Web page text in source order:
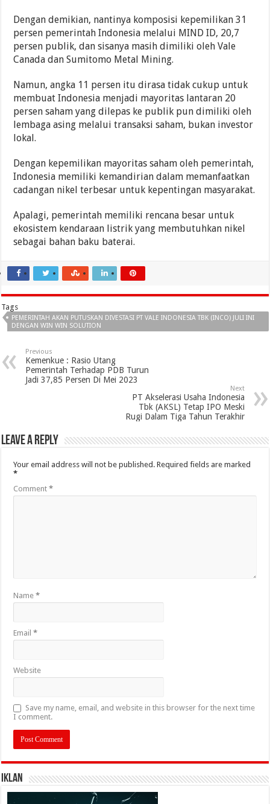
Dengan demikian, nantinya komposisi kepemilikan 31
persen pemerintah Indonesia melalui MIND ID, 20,7
persen publik, dan sisanya masih dimiliki oleh Vale
Canada dan Sumitomo Metal Mining.
Namun, angka 11 persen itu dirasa tidak cukup untuk
membuat Indonesia menjadi mayoritas lantaran 20
persen saham yang dilepas ke publik pun dimiliki oleh
lembaga asing melalui transaksi saham, bukan investor
lokal.
Dengan kepemilikan mayoritas saham oleh pemerintah,
Indonesia memiliki kemandirian dalam memanfaatkan
cadangan nikel terbesar untuk kepentingan masyarakat.
Apalagi, pemerintah memiliki rencana besar untuk
ekosistem kendaraan listrik yang membutuhkan nikel
sebagai bahan baku baterai.
Tags
PEMERINTAH AKAN PUTUSKAN DIVESTASI PT VALE INDONESIA TBK (INCO) JULI INI
DENGAN WIN WIN SOLUTION
Previous
Kemenkue : Rasio Utang
Pemerintah Terhadap PDB Turun
Jadi 37,85 Persen Di Mei 2023
Next
PT Akselerasi Usaha Indonesia
Tbk (AKSL) Tetap IPO Meski
Rugi Dalam Tiga Tahun Terakhir
Leave a Reply
Your email address will not be published. Required fields are marked
*
Comment*
Name*
Email*
Website
Save my name, email, and website in this browser for the next time
I comment.
IKLAN